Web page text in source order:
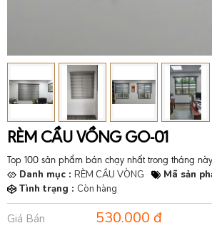
RÈM CẦU VỒNG GO-01
Top 100 sản phẩm bán chạy nhất trong tháng này
Danh mục : RÈM CẦU VÒNG Mã sản
Tình trạng : Còn hàng
Giá Bán 530.000 đ